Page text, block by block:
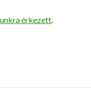
érkezett.